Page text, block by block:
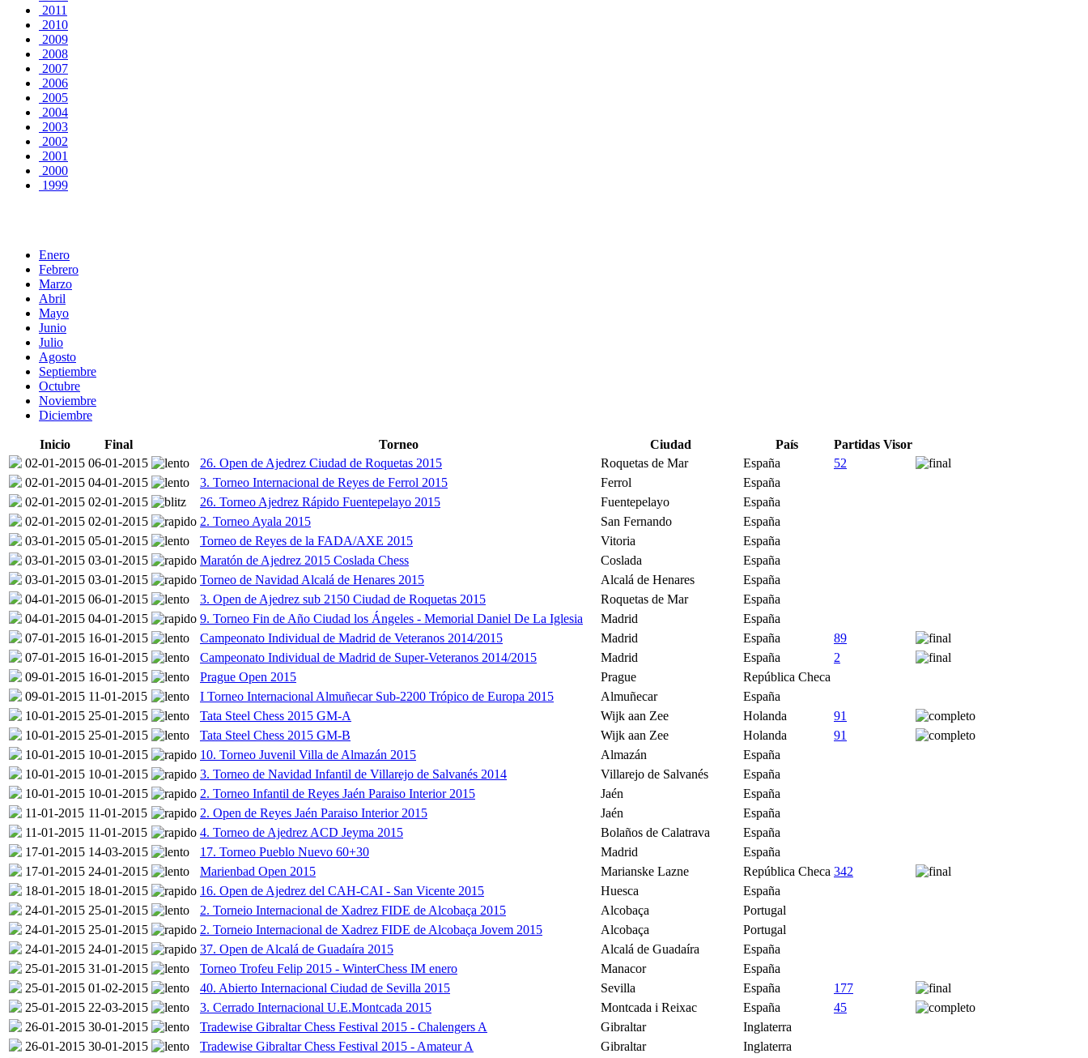
2011
2010
2009
2008
2007
2006
2005
2004
2003
2002
2001
2000
1999
Enero
Febrero
Marzo
Abril
Mayo
Junio
Julio
Agosto
Septiembre
Octubre
Noviembre
Diciembre
Inicio Final Torneo Ciudad País Partidas Visor
02-01-2015 06-01-2015 26. Open de Ajedrez Ciudad de Roquetas 2015 Roquetas de Mar España
52
02-01-2015 04-01-2015 3. Torneo Internacional de Reyes de Ferrol 2015 Ferrol
España
02-01-2015 02-01-2015 26. Torneo Ajedrez Rápido Fuentepelayo 2015 Fuentepelayo
España
02-01-2015 02-01-2015 2. Torneo Ayala 2015 San Fernando
España
03-01-2015 05-01-2015 Torneo de Reyes de la FADA/AXE 2015 Vitoria
España
03-01-2015 03-01-2015 Maratón de Ajedrez 2015 Coslada Chess Coslada
España
03-01-2015 03-01-2015 Torneo de Navidad Alcalá de Henares 2015 Alcalá de Henares
España
04-01-2015 06-01-2015 3. Open de Ajedrez sub 2150 Ciudad de Roquetas 2015 Roquetas de Mar
España
04-01-2015 04-01-2015 9. Torneo Fin de Año Ciudad los Ángeles - Memorial Daniel De La Iglesia Madrid
España
07-01-2015 16-01-2015 Campeonato Individual de Madrid de Veteranos 2014/2015 Madrid España
89
07-01-2015 16-01-2015 Campeonato Individual de Madrid de Super-Veteranos 2014/2015 Madrid España
2
09-01-2015 16-01-2015 Prague Open 2015 Prague
República Checa
09-01-2015 11-01-2015 I Torneo Internacional Almuñecar Sub-2200 Trópico de Europa 2015 Almuñecar
España
10-01-2015 25-01-2015 Tata Steel Chess 2015 GM-A Wijk aan Zee Holanda
91
10-01-2015 25-01-2015 Tata Steel Chess 2015 GM-B Wijk aan Zee Holanda
91
10-01-2015 10-01-2015 10. Torneo Juvenil Villa de Almazán 2015 Almazán
España
10-01-2015 10-01-2015 3. Torneo de Navidad Infantil de Villarejo de Salvanés 2014 Villarejo de Salvanés
España
10-01-2015 10-01-2015 2. Torneo Infantil de Reyes Jaén Paraiso Interior 2015 Jaén
España
11-01-2015 11-01-2015 2. Open de Reyes Jaén Paraiso Interior 2015 Jaén
España
11-01-2015 11-01-2015 4. Torneo de Ajedrez ACD Jeyma 2015 Bolaños de Calatrava
España
17-01-2015 14-03-2015 17. Torneo Pueblo Nuevo 60+30 Madrid
España
17-01-2015 24-01-2015 Marienbad Open 2015 Marianske Lazne República Checa 342
18-01-2015 18-01-2015 16. Open de Ajedrez del CAH-CAI - San Vicente 2015 Huesca
España
24-01-2015 25-01-2015 2. Torneio Internacional de Xadrez FIDE de Alcobaça 2015 Alcobaça
Portugal
24-01-2015 25-01-2015 2. Torneio Internacional de Xadrez FIDE de Alcobaça Jovem 2015 Alcobaça
Portugal
24-01-2015 24-01-2015 37. Open de Alcalá de Guadaíra 2015 Alcalá de Guadaíra
España
25-01-2015 31-01-2015 Torneo Trofeu Felip 2015 - WinterChess IM enero Manacor
España
25-01-2015 01-02-2015 40. Abierto Internacional Ciudad de Sevilla 2015 Sevilla España
177
25-01-2015 22-03-2015 3. Cerrado Internacional U.E.Montcada 2015 Montcada i Reixac España
45
26-01-2015 30-01-2015 Tradewise Gibraltar Chess Festival 2015 - Chalengers A Gibraltar
Inglaterra
26-01-2015 30-01-2015 Tradewise Gibraltar Chess Festival 2015 - Amateur A Gibraltar
Inglaterra